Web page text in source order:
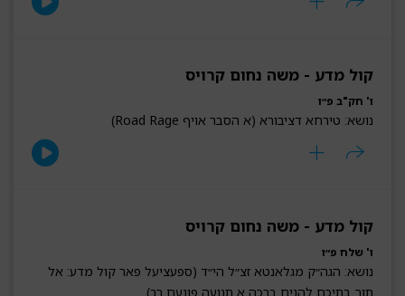
קול מדע - משה נחום קרויס
ו' חק"ב פ״ו
נושא: טירחא דציבורא (א הסבר אויף Road Rage)
קול מדע - משה נחום קרויס
ו' שלח פ״ו
נושא: הגה״ק מגלאנטא זצ״ל הי״ד (ספעציעל פאר קול מדע: אל
תוך בתיכם להניח ברכה א תנועה פונעם רב)